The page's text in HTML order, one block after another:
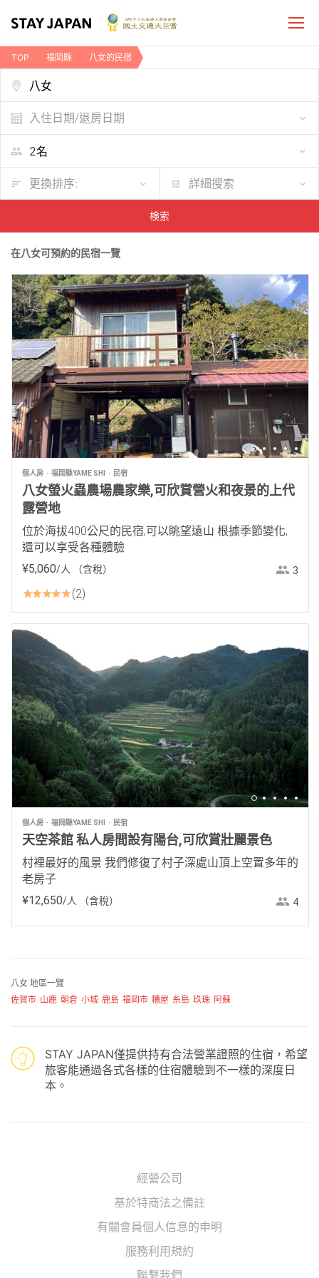
TOP 福岡縣 八女的民宿
入住日期/退房日期
更換排序: 詳細搜索
検索
在八女可預約的民宿一覽
個人房 福岡縣YAME SHI 民宿
八女螢火蟲農場農家樂,可欣賞營火和夜景的上代
露營地
位於海拔400公尺的民宿,可以眺望遠山 根據季節變化,
還可以享受各種體驗
¥5,060/人 （含稅） 3
2
個人房 福岡縣YAME SHI 民宿
天空茶館 私人房間設有陽台,可欣賞壯麗景色
村裡最好的風景 我們修復了村子深處山頂上空置多年的
老房子
¥12,650/人 （含稅） 4
八女 地區一覽
佐賀市 山鹿 朝倉 小城 鹿島 福岡市 糟屋 糸島 玖珠 阿蘇
STAY JAPAN僅提供持有合法營業證照的住宿，希望
旅客能通過各式各樣的住宿體驗到不一樣的深度日
本。
經營公司
基於特商法之備註
有關會員個人信息的申明
服務利用規約
聯繫我們